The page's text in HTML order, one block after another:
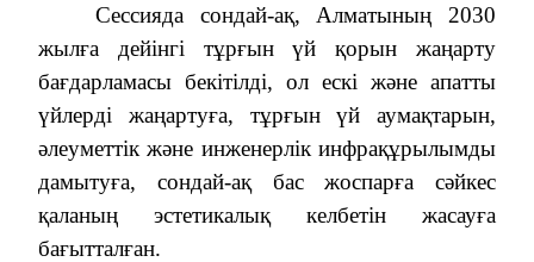
Сессияда сондай-ақ, Алматының 2030
жылға дейінгі тұрғын үй қорын жаңарту
бағдарламасы бекітілді, ол ескі және апатты
үйлерді жаңартуға, тұрғын үй аумақтарын,
әлеуметтік және инженерлік инфрақұрылымды
дамытуға, сондай-ақ бас жоспарға сәйкес
қаланың эстетикалық келбетін жасауға
бағытталған.